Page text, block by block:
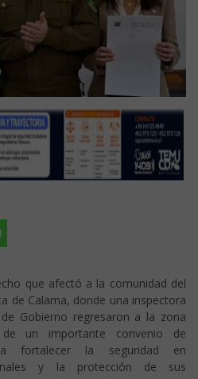
que afectó a la comunidad del
de Calama, donde una inspectora
Gobierno regresaron a la zona
un importante convenio de
a fortalecer la seguridad en
y la protección de sus